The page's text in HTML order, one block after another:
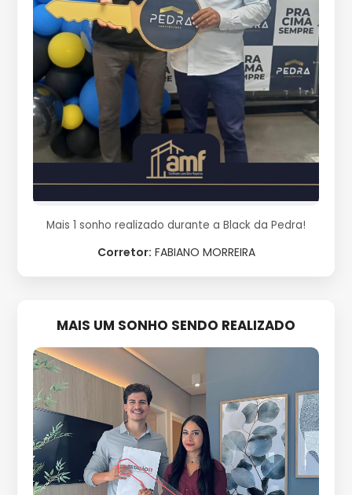
Mais 1 sonho realizado durante a Black da Pedra!
Corretor: FABIANO MORREIRA
MAIS UM SONHO SENDO REALIZADO